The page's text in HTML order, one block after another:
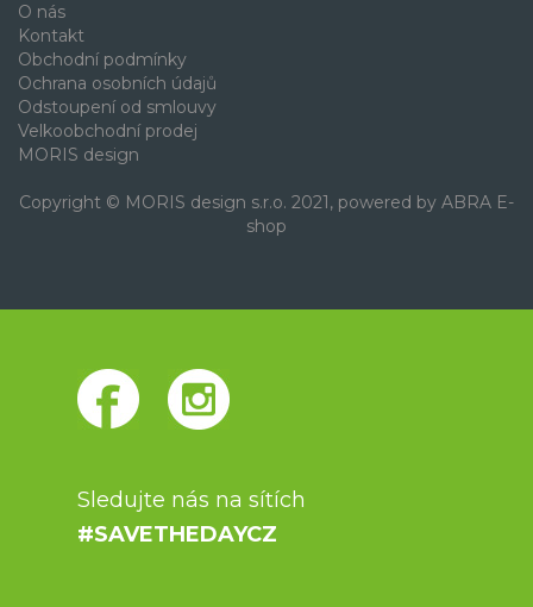
O nás
Kontakt
Obchodní podmínky
Ochrana osobních údajů
Odstoupení od smlouvy
Velkoobchodní prodej
MORIS design
Copyright © MORIS design s.r.o. 2021, powered by ABRA E-
shop
Sledujte nás na sítích
#SAVETHEDAYCZ